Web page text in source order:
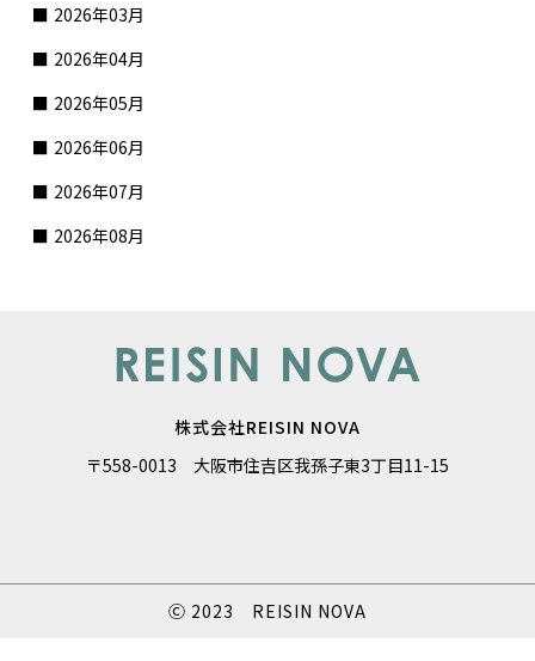
2026年03月
2026年04月
2026年05月
2026年06月
2026年07月
2026年08月
株式会社REISIN NOVA
〒558-0013 大阪市住吉区我孫子東3丁目11-15
Ⓒ 2023 REISIN NOVA